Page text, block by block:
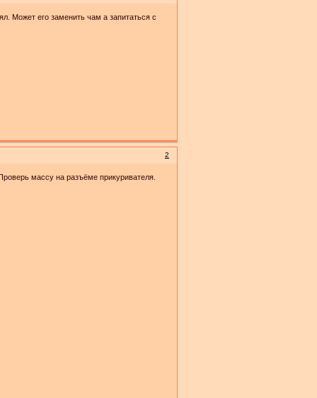
Может его заменить чам а запитаться с
2
массу на разъёме прикуривателя.